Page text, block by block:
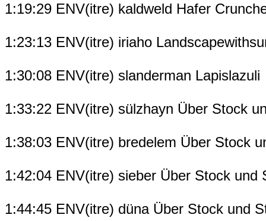
1:19:29 ENV(itre) kaldweld Hafer
1:23:13 ENV(itre) iriaho
1:30:08 ENV(itre) slanderman Lapislazuli
1:33:22 ENV(itre) sülzhayn Über Stock
1:38:03 ENV(itre) bredelem Über Stock
1:42:04 ENV(itre) sieber Über Stock und
1:44:45 ENV(itre) düna Über Stock und